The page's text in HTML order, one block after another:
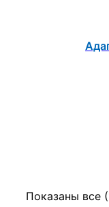
Показаны все